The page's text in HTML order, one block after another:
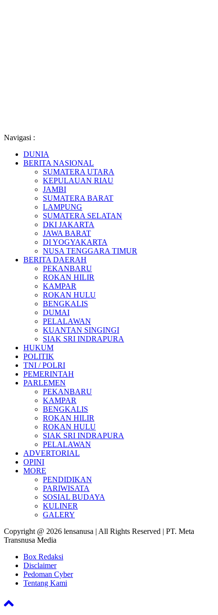
Navigasi :
DUNIA
BERITA NASIONAL
SUMATERA UTARA
KEPULAUAN RIAU
JAMBI
SUMATERA BARAT
LAMPUNG
SUMATERA SELATAN
DKI JAKARTA
JAWA BARAT
DI YOGYAKARTA
NUSA TENGGARA TIMUR
BERITA DAERAH
PEKANBARU
ROKAN HILIR
KAMPAR
ROKAN HULU
BENGKALIS
DUMAI
PELALAWAN
KUANTAN SINGINGI
SIAK SRI INDRAPURA
HUKUM
POLITIK
TNI / POLRI
PEMERINTAH
PARLEMEN
PEKANBARU
KAMPAR
BENGKALIS
ROKAN HILIR
ROKAN HULU
SIAK SRI INDRAPURA
PELALAWAN
ADVERTORIAL
OPINI
MORE
PENDIDIKAN
PARIWISATA
SOSIAL BUDAYA
KULINER
GALERY
Copyright @ 2026 lensanusa | All Rights Reserved | PT. Meta
Transnusa Media
Box Redaksi
Disclaimer
Pedoman Cyber
Tentang Kami